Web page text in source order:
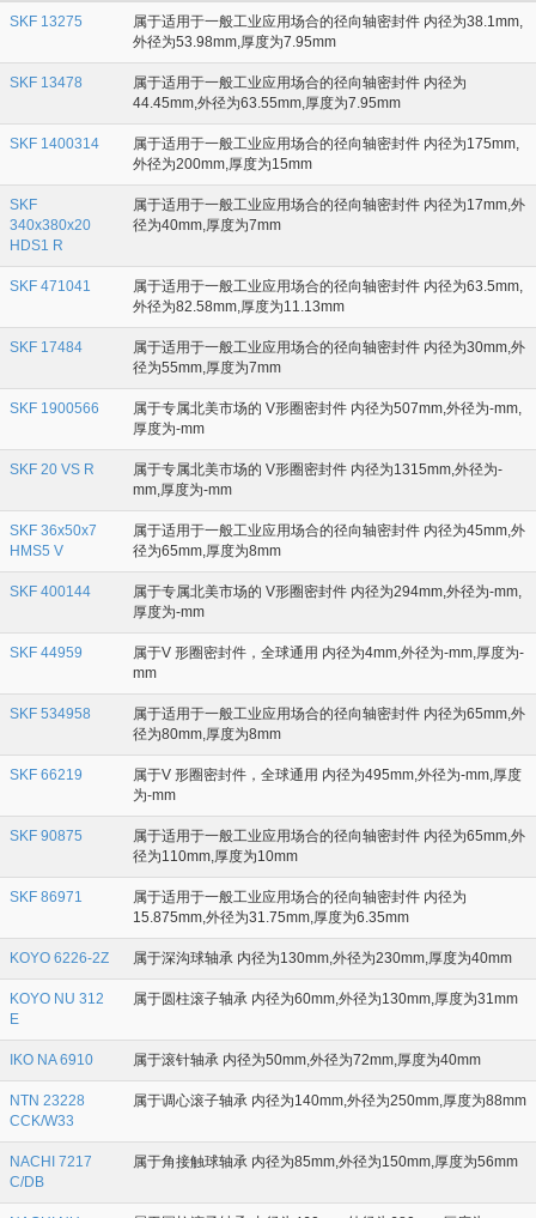
SKF 13275
属于适用于一般工业应用场合的径向轴密封件 内径为38.1mm,
外径为53.98mm,厚度为7.95mm
SKF 13478
属于适用于一般工业应用场合的径向轴密封件 内径为
44.45mm,外径为63.55mm,厚度为7.95mm
SKF 1400314
属于适用于一般工业应用场合的径向轴密封件 内径为175mm,
外径为200mm,厚度为15mm
SKF
340x380x20
HDS1 R
属于适用于一般工业应用场合的径向轴密封件 内径为17mm,外
径为40mm,厚度为7mm
SKF 471041
属于适用于一般工业应用场合的径向轴密封件 内径为63.5mm,
外径为82.58mm,厚度为11.13mm
SKF 17484
属于适用于一般工业应用场合的径向轴密封件 内径为30mm,外
径为55mm,厚度为7mm
SKF 1900566
属于专属北美市场的 V形圈密封件 内径为507mm,外径为-mm,
厚度为-mm
SKF 20 VS R
属于专属北美市场的 V形圈密封件 内径为1315mm,外径为-
mm,厚度为-mm
SKF 36x50x7
HMS5 V
属于适用于一般工业应用场合的径向轴密封件 内径为45mm,外
径为65mm,厚度为8mm
SKF 400144
属于专属北美市场的 V形圈密封件 内径为294mm,外径为-mm,
厚度为-mm
SKF 44959
属于V 形圈密封件，全球通用 内径为4mm,外径为-mm,厚度为-
mm
SKF 534958
属于适用于一般工业应用场合的径向轴密封件 内径为65mm,外
径为80mm,厚度为8mm
SKF 66219
属于V 形圈密封件，全球通用 内径为495mm,外径为-mm,厚度
为-mm
SKF 90875
属于适用于一般工业应用场合的径向轴密封件 内径为65mm,外
径为110mm,厚度为10mm
SKF 86971
属于适用于一般工业应用场合的径向轴密封件 内径为
15.875mm,外径为31.75mm,厚度为6.35mm
KOYO 6226-2Z 属于深沟球轴承 内径为130mm,外径为230mm,厚度为40mm
KOYO NU 312
E
属于圆柱滚子轴承 内径为60mm,外径为130mm,厚度为31mm
IKO NA 6910 属于滚针轴承 内径为50mm,外径为72mm,厚度为40mm
NTN 23228
CCK/W33
属于调心滚子轴承 内径为140mm,外径为250mm,厚度为88mm
NACHI 7217
C/DB
属于角接触球轴承 内径为85mm,外径为150mm,厚度为56mm